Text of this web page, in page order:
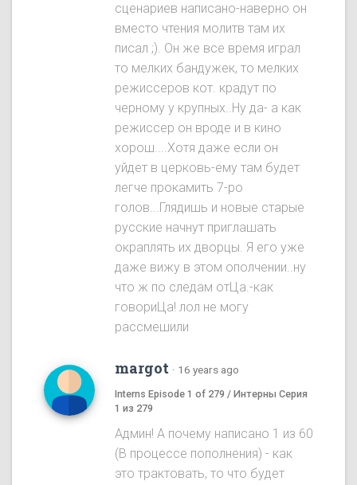
сценариев написано-наверно он
вместо чтения молитв там их
писал ;). Он же все время играл
то мелких бандужек, то мелких
режиссеров кот. крадут по
черному у крупных..Ну да- а как
режиссер он вроде и в кино
хорош....Хотя даже если он
уйдет в церковь-ему там будет
легче прокамить 7-ро
голов...Глядишь и новые старые
русские начнут приглашать
окраплять их дворцы. Я его уже
даже вижу в этом ополчении..ну
что ж по следам отЦа.-как
говориЦа! лол не могу
рассмешили
margot · 16 years ago
Interns Episode 1 of 279 / Интерны Серия
1 из 279
Админ! А почему написано 1 из 60
(В процессе пополнения) - как
это трактовать, то что будет